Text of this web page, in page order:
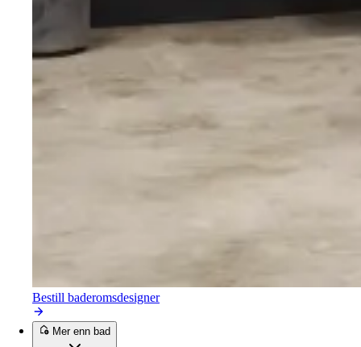
Bestill baderomsdesigner
Mer enn bad